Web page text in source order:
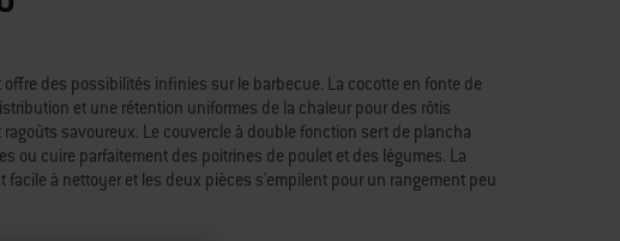
des possibilités infinies sur le barbecue. La cocotte en fonte de
et une rétention uniformes de la chaleur pour des rôtis
savoureux. Le couvercle à double fonction sert de plancha
ou cuire parfaitement des poitrines de poulet et des légumes. La
facile à nettoyer et les deux pièces s'empilent pour un rangement peu